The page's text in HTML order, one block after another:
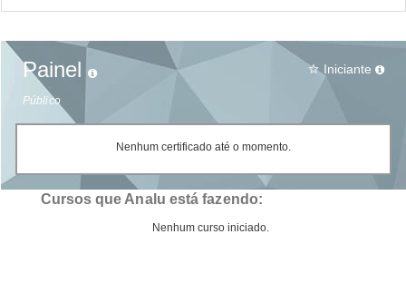
Painel
Público
star_border Iniciante
Nenhum certificado até o momento.
Cursos que Analu está fazendo:
Nenhum curso iniciado.